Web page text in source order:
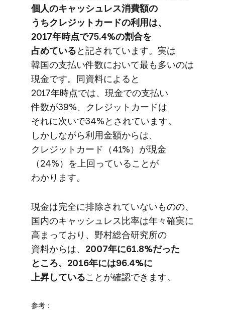
個人の​キャッシュレス消費額の​
うちクレジットカードの​利用は、​
2017年時点で​75.4%の​割合を​
占めていると​記されています。​実は​
韓国の​支払い​件数に​おいて​最も​多いのは​
現金です。​同資料に​よると​
2017年時点では、​現金での​支払い​
件数が​39%、​クレジットカードは​
それに​次いで​34%と​されています。​
しかしながら​利用金額からは、​
クレジットカード​（41%）が​現金​
（24%）を​上回っている​ことが​
わかります。
現金は​完全に​排除されていない​ものの、​
国内の​キャッシュレス比率は​年々確実に​
高まっており、​野村総合研究所の​
資料からは、 ​2007年に​61.8%だった​
ところ、​2016年には​96.4%に​
上昇している​ことが​確認できます。
参考：